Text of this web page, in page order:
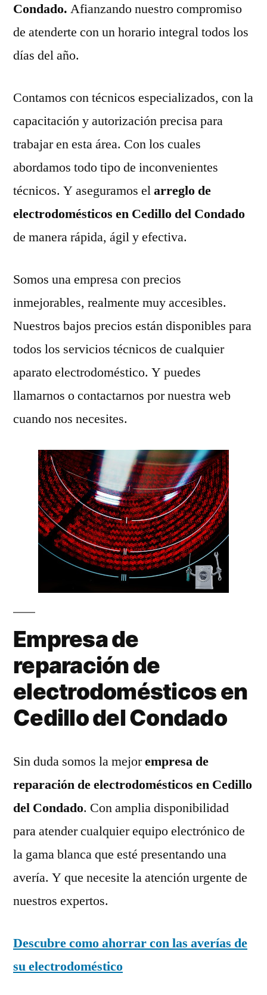
Condado. Afianzando nuestro compromiso
de atenderte con un horario integral todos los
días del año.
Contamos con técnicos especializados, con la
capacitación y autorización precisa para
trabajar en esta área. Con los cuales
abordamos todo tipo de inconvenientes
técnicos. Y aseguramos elarreglo de
electrodomésticos en Cedillo del Condado
de manera rápida, ágil y efectiva.
Somos una empresa con precios
inmejorables, realmente muy accesibles.
Nuestros bajos precios están disponibles para
todos los servicios técnicos de cualquier
aparato electrodoméstico. Y puedes
llamarnos o contactarnos por nuestra web
cuando nos necesites.
Empresa de
reparación de
electrodomésticos en
Cedillo del Condado
Sin duda somos la mejorempresa de
reparación de electrodomésticos en Cedillo
del Condado. Con amplia disponibilidad
para atender cualquier equipo electrónico de
la gama blanca que esté presentando una
avería. Y que necesite la atención urgente de
nuestros expertos.
Descubre como ahorrar con las averías de
su electrodoméstico